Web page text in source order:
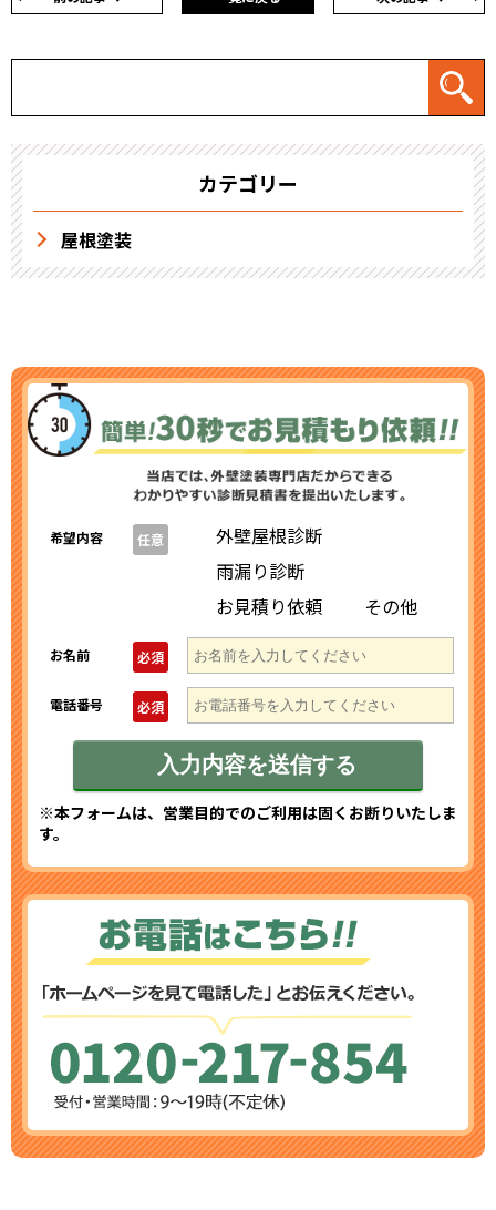
カテゴリー
屋根塗装
希望内容 任意
外壁屋根診断
雨漏り診断
お見積り依頼
その他
お名前 必須
電話番号 必須
※本フォームは、営業目的でのご利用は固くお断りいたしま
す。